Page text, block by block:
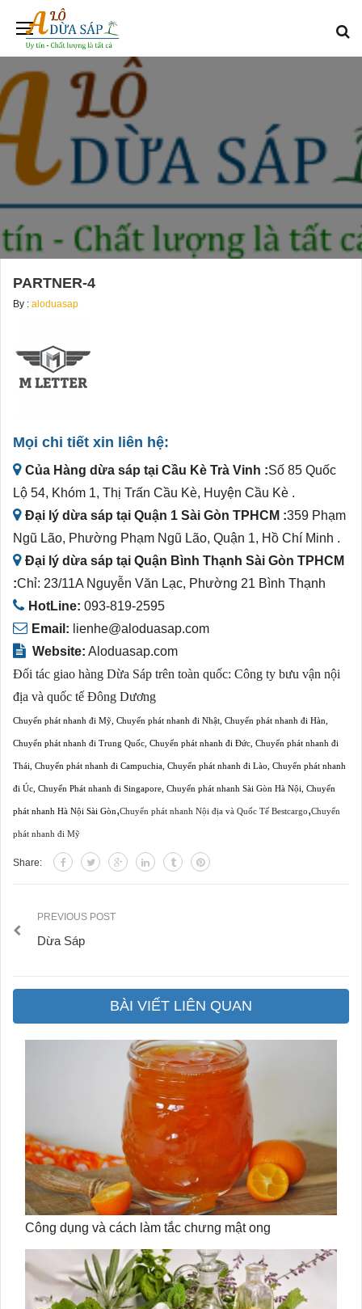
PARTNER-4
By : aloduasap
Mọi chi tiết xin liên hệ:
Của Hàng dừa sáp tại Cầu Kè Trà Vinh :Số 85 Quốc
Lộ 54, Khóm 1, Thị Trấn Cầu Kè, Huyện Cầu Kè .
Đại lý dừa sáp tại Quận 1 Sài Gòn TPHCM :359 Phạm
Ngũ Lão, Phường Phạm Ngũ Lão, Quận 1, Hồ Chí Minh .
Đại lý dừa sáp tại Quận Bình Thạnh Sài Gòn TPHCM
:Chỉ: 23/11A Nguyễn Văn Lạc, Phường 21 Bình Thạnh
HotLine: 093-819-2595
Email: lienhe@aloduasap.com
Website: Aloduasap.com
Đối tác giao hàng Dừa Sáp trên toàn quốc: Công ty bưu vận nội
địa và quốc tế Đông Dương
Chuyển phát nhanh đi Mỹ Chuyển phát nhanh đi Nhật Chuyển phát nhanh đi Hàn
Chuyển phát nhanh đi Trung Quốc Chuyển phát nhanh đi Đức Chuyển phát nhanh đi
Thái Chuyển phát nhanh đi Campuchia Chuyển phát nhanh đi Lào Chuyển phát nhanh
đi Úc Chuyển Phát nhanh đi Singapore Chuyển phát nhanh Sài Gòn Hà Nội Chuyển
phát nhanh Hà Nội Sài Gòn,Chuyển phát nhanh Nội địa và Quốc Tế Bestcargo,Chuyển
phát nhanh đi Mỹ
Share:
PREVIOUS POST
Dừa Sáp
BÀI VIẾT LIÊN QUAN
Công dụng và cách làm tắc chưng mật ong